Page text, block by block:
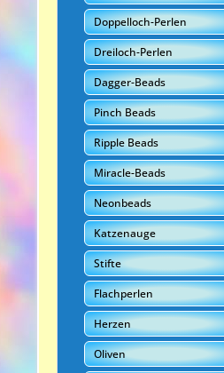
Doppelloch-Perlen
Dreiloch-Perlen
Dagger-Beads
Pinch Beads
Ripple Beads
Miracle-Beads
Neonbeads
Katzenauge
Stifte
Flachperlen
Herzen
Oliven